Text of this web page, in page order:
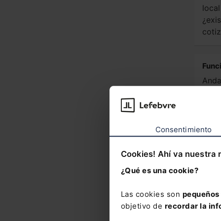
Consentimiento
Cookies! Ahí va nuestra
¿Qué es una cookie?
Las cookies son
objetivo de recordar la